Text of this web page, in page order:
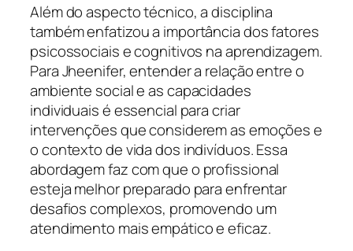
Além do aspecto técnico, a disciplina
também enfatizou a importância dos fatores
psicossociais e cognitivos na aprendizagem.
Para Jheenifer, entender a relação entre o
ambiente social e as capacidades
individuais é essencial para criar
intervenções que considerem as emoções e
o contexto de vida dos indivíduos. Essa
abordagem faz com que o profissional
esteja melhor preparado para enfrentar
desafios complexos, promovendo um
atendimento mais empático e eficaz.